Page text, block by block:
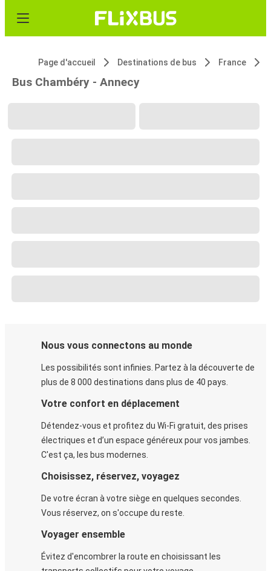
Page d'accueil Destinations de bus France
Bus Chambéry - Annecy
Nous vous connectons au monde
Les possibilités sont infinies. Partez à la découverte de
plus de 8 000 destinations dans plus de 40 pays.
Votre confort en déplacement
Détendez-vous et profitez du Wi-Fi gratuit, des prises
électriques et d’un espace généreux pour vos jambes.
C'est ça, les bus modernes.
Choisissez, réservez, voyagez
De votre écran à votre siège en quelques secondes.
Vous réservez, on s'occupe du reste.
Voyager ensemble
Évitez d'encombrer la route en choisissant les